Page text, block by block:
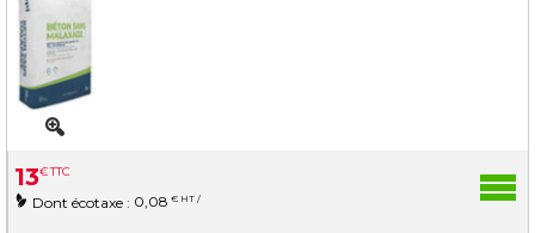
13€TTC
Dont écotaxe : 0,08 € HT /